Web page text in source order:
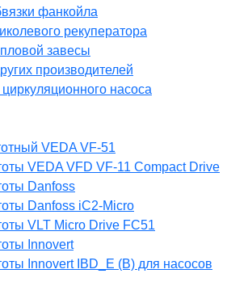
фанкойла
рекуператора
завесы
производителей
насоса
VEDA VF-51
VEDA VFD VF-11 Compact Drive
Danfoss
Danfoss iC2-Micro
VLT Micro Drive FC51
Innovert
Innovert IBD_E (B) для насосов